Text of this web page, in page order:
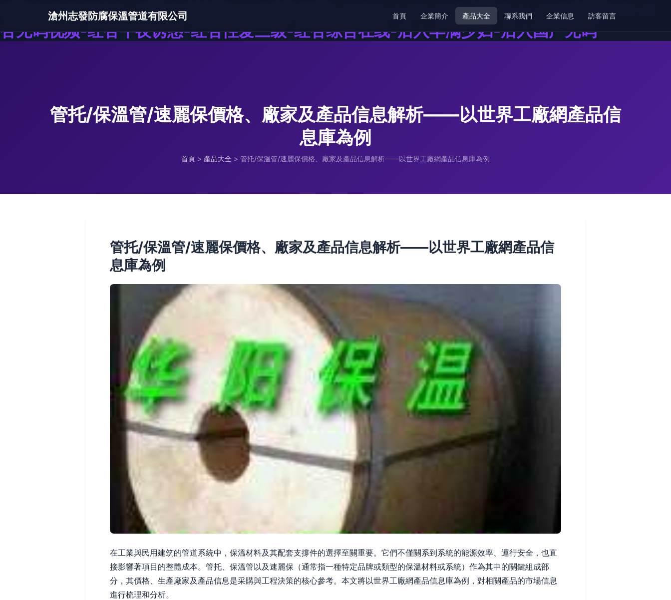
狠狠色五月天综合-狠撸在线视频-红杏福利导航-红杏久久AV-红杏秘密入口-红杏视频红杏-红
杏无码视频-红杏午夜诱惑-红杏性爱三级-红杏综合在线-后入丰满少妇-后入国产无码
滄州志發防腐保溫管道有限公司 首頁 企業簡介 產品大全 聯系我們 企業信息 訪客留言
管托/保溫管/速麗保價格、廠家及產品信息解析——以世界工廠網產品信
息庫為例
首頁 > 產品大全 > 管托/保溫管/速麗保價格、廠家及產品信息解析——以世界工廠網產品信息庫為例
管托/保溫管/速麗保價格、廠家及產品信息解析——以世界工廠網產品信
息庫為例
在工業與民用建筑的管道系統中，保溫材料及其配套支撐件的選擇至關重要。它們不僅關系到系統的能源效率、運行安全，也直
接影響著項目的整體成本。管托、保溫管以及速麗保（通常指一種特定品牌或類型的保溫材料或系統）作為其中的關鍵組成部
分，其價格、生產廠家及產品信息是采購與工程決策的核心參考。本文將以世界工廠網產品信息庫為例，對相關產品的市場信息
進行梳理和分析。